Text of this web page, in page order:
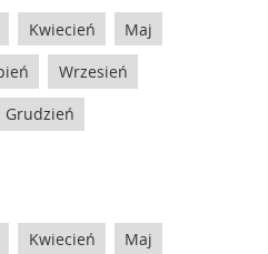
Kwiecień Maj
Wrzesień
Grudzień
Kwiecień Maj